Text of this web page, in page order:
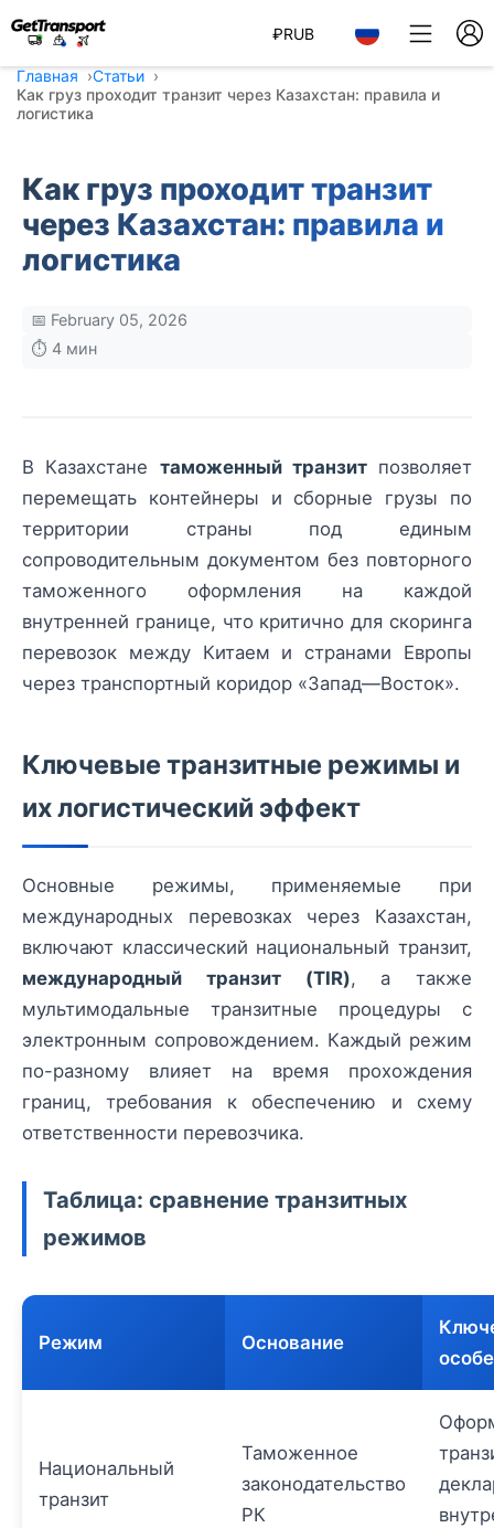
₽RUB
Главная
Статьи
Как груз проходит транзит через Казахстан: правила и
логистика
Как груз проходит транзит
через Казахстан: правила и
логистика
📅 February 05, 2026
⏱️ 4 мин
В Казахстане таможенный транзитпозволяет
перемещать контейнеры и сборные грузы по
территории страны под единым
сопроводительным документом без повторного
таможенного оформления на каждой
внутренней границе, что критично для скоринга
перевозок между Китаем и странами Европы
через транспортный коридор «Запад—Восток».
Ключевые транзитные режимы и
их логистический эффект
Основные режимы, применяемые при
международных перевозках через Казахстан,
включают классический национальный транзит,
международный транзит (TIR), а также
мультимодальные транзитные процедуры с
электронным сопровождением. Каждый режим
по-разному влияет на время прохождения
границ, требования к обеспечению и схему
ответственности перевозчика.
Таблица: сравнение транзитных
режимов
Режим Основание
Национальный
транзит
Таможенное
законодательство
РК